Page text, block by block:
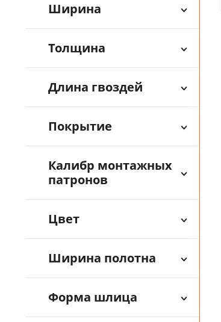
Ширина
Толщина
Длина гвоздей
Покрытие
Калибр монтажных
патронов
Цвет
Ширина полотна
Форма шлица